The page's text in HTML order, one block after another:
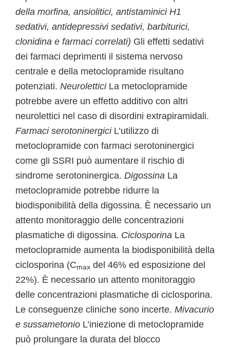
della morfina, ansiolitici, antistaminici H1
sedativi, antidepressivi sedativi, barbiturici,
clonidina e farmaci correlati) Gli effetti sedativi
dei farmaci deprimenti il sistema nervoso
centrale e della metoclopramide risultano
potenziati. NeuroletticiLa metoclopramide
potrebbe avere un effetto additivo con altri
neurolettici nel caso di disordini extrapiramidali.
Farmaci serotoninergiciL’utilizzo di
metoclopramide con farmaci serotoninergici
come gli SSRI può aumentare il rischio di
sindrome serotoninergica. Digossina La
metoclopramide potrebbe ridurre la
biodisponibilità della digossina. È necessario un
attento monitoraggio delle concentrazioni
plasmatiche di digossina. Ciclosporina La
metoclopramide aumenta la biodisponibilità della
ciclosporina (Cmax del 46% ed esposizione del
22%). È necessario un attento monitoraggio
delle concentrazioni plasmatiche di ciclosporina.
Le conseguenze cliniche sono incerte. Mivacurio
e sussametonio L’iniezione di metoclopramide
può prolungare la durata del blocco